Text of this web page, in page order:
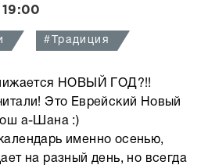
19:00
#Традиция
НОВЫЙ ГОД?!!
Это Еврейский Новый
а-Шана :)
именно осенью,
на разный день, но всегда